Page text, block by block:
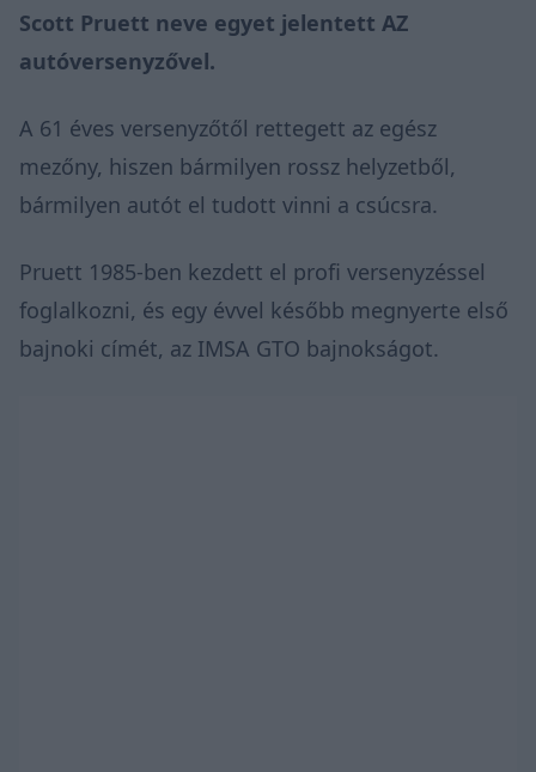
Scott Pruett neve egyet jelentett AZ
autóversenyzővel.
A 61 éves versenyzőtől rettegett az egész
mezőny, hiszen bármilyen rossz helyzetből,
bármilyen autót el tudott vinni a csúcsra.
Pruett 1985-ben kezdett el profi versenyzéssel
foglalkozni, és egy évvel később megnyerte első
bajnoki címét, az IMSA GTO bajnokságot.